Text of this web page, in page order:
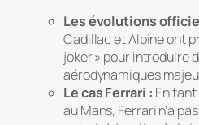
Les évolutions
Cadillac et Alpine ont
joker » pour introduire
aérodynamiques
Le cas Ferrari : En
au Mans, Ferrari n’a